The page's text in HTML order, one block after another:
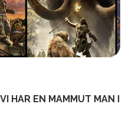
HAR EN MAMMUT MAN I